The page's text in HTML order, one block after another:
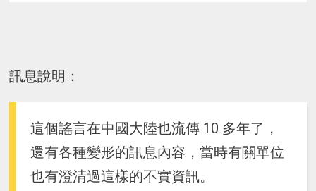
訊息說明：
這個謠言在中國大陸也流傳 10 多年了，
還有各種變形的訊息內容，當時有關單位
也有澄清過這樣的不實資訊。